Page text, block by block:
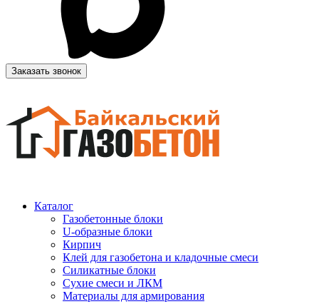
Заказать звонок
Каталог
Газобетонные блоки
U-образные блоки
Кирпич
Клей для газобетона и кладочные смеси
Силикатные блоки
Сухие смеси и ЛКМ
Материалы для армирования